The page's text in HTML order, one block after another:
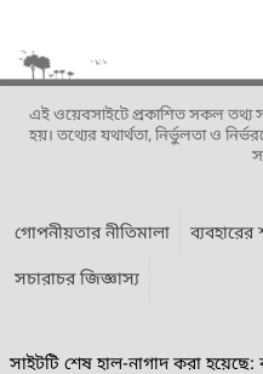
এই ওয়েবসাইটে প্রকাশিত সকল তথ্য
হয়। তথ্যের যথার্থতা, নির্ভুলতা ও
গোপনীয়তার নীতিমালা ব্যবহারের
সচারাচর জিজ্ঞাস্য
সাইটটি শেষ হাল-নাগাদ করা